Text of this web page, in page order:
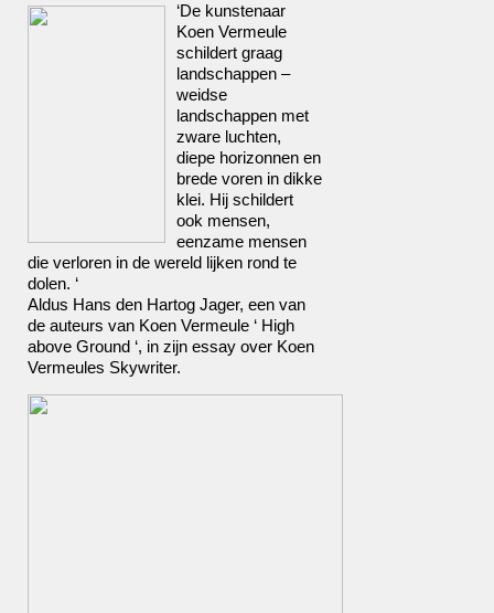
‘De kunstenaar
Koen Vermeule
schildert graag
landschappen –
weidse
landschappen met
zware luchten,
diepe horizonnen en
brede voren in dikke
klei. Hij schildert
ook mensen,
eenzame mensen
die verloren in de wereld lijken rond te
dolen. ‘
Aldus Hans den Hartog Jager, een van
de auteurs van Koen Vermeule ‘ High
above Ground ‘, in zijn essay over Koen
Vermeules Skywriter.